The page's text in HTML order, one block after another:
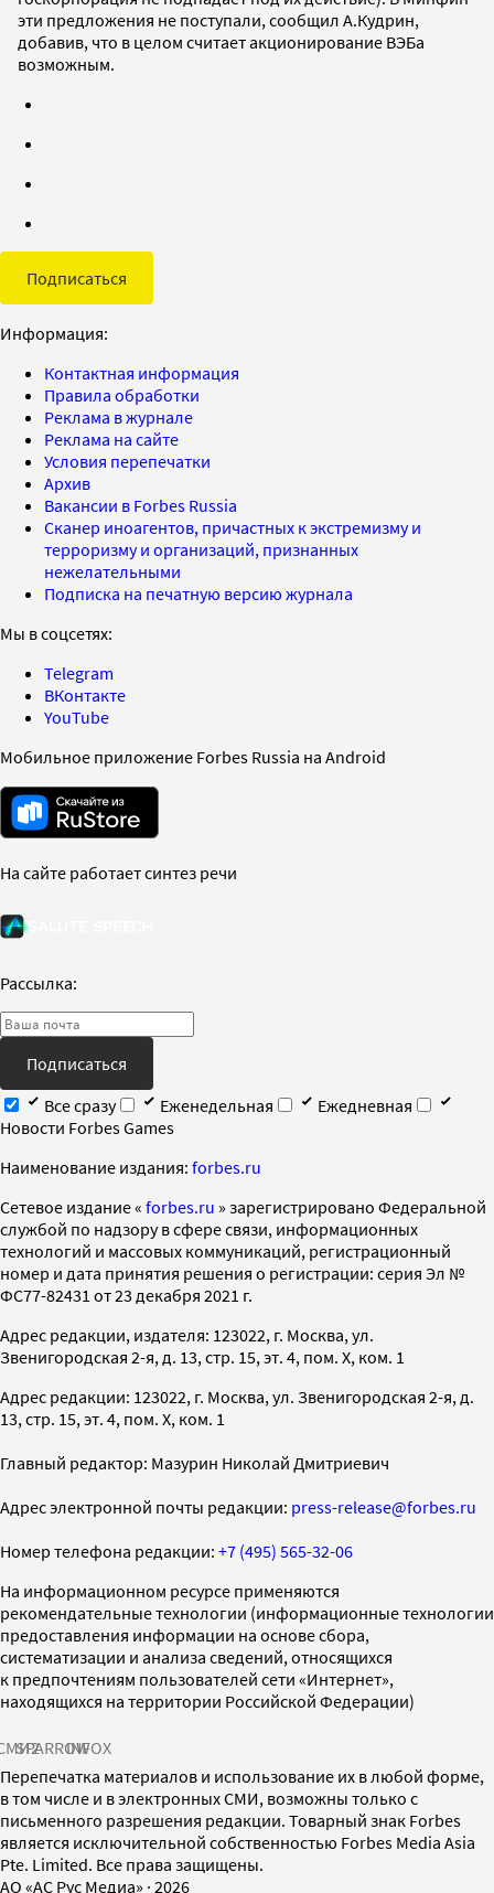
эти предложения не поступали, сообщил А.Кудрин,
добавив, что в целом считает акционирование ВЭБа
возможным.
Подписаться
Информация:
Контактная информация
Правила обработки
Реклама в журнале
Реклама на сайте
Условия перепечатки
Архив
Вакансии в Forbes Russia
Сканер иноагентов, причастных к экстремизму и
терроризму и организаций, признанных
нежелательными
Подписка на печатную версию журнала
Мы в соцсетях:
Telegram
ВКонтакте
YouTube
Мобильное приложение Forbes Russia на Android
На сайте работает синтез речи
Рассылка:
Подписаться
Все сразу
Еженедельная
Ежедневная
Новости Forbes Games
Наименование издания: forbes.ru
Cетевое издание « forbes.ru » зарегистрировано Федеральной
службой по надзору в сфере связи, информационных
технологий и массовых коммуникаций, регистрационный
номер и дата принятия решения о регистрации: серия Эл №
ФС77-82431 от 23 декабря 2021 г.
Адрес редакции, издателя: 123022, г. Москва, ул.
Звенигородская 2-я, д. 13, стр. 15, эт. 4, пом. X, ком. 1
Адрес редакции: 123022, г. Москва, ул. Звенигородская 2-я, д.
13, стр. 15, эт. 4, пом. X, ком. 1
Главный редактор: Мазурин Николай Дмитриевич
Адрес электронной почты редакции: press-release@forbes.ru
Номер телефона редакции: +7 (495) 565-32-06
На информационном ресурсе применяются
рекомендательные технологии (информационные технологии
предоставления информации на основе сбора,
систематизации и анализа сведений, относящихся
к предпочтениям пользователей сети «Интернет»,
находящихся на территории Российской Федерации)
SPARROWINFOX
Перепечатка материалов и использование их в любой форме,
в том числе и в электронных СМИ, возможны только с
письменного разрешения редакции. Товарный знак Forbes
является исключительной собственностью Forbes Media Asia
Pte. Limited. Все права защищены.
AO «АС Рус Медиа» · 2026